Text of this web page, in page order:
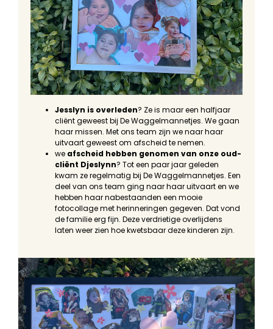
Jesslyn is overleden? Ze is maar een halfjaar
cliënt geweest bij De Waggelmannetjes. We gaan
haar missen. Met ons team zijn we naar haar
uitvaart geweest om afscheid te nemen.
we afscheid hebben genomen van onze oud-
cliënt Djeslynn? Tot een paar jaar geleden
kwam ze regelmatig bij De Waggelmannetjes. Een
deel van ons team ging naar haar uitvaart en we
hebben haar nabestaanden een mooie
fotocollage met herinneringen gegeven. Dat vond
de familie erg fijn. Deze verdrietige overlijdens
laten weer zien hoe kwetsbaar deze kinderen zijn.